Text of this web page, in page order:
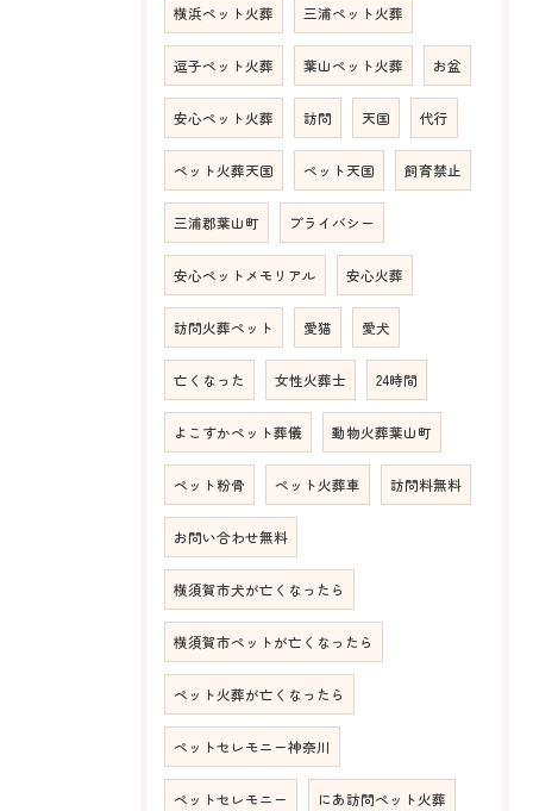
横浜ペット火葬 三浦ペット火葬
逗子ペット火葬 葉山ペット火葬 お盆
安心ペット火葬 訪問 天国 代行
ペット火葬天国 ペット天国 飼育禁止
三浦郡葉山町 プライバシー
安心ペットメモリアル 安心火葬
訪問火葬ペット 愛猫 愛犬
亡くなった 女性火葬士 24時間
よこすかペット葬儀 動物火葬葉山町
ペット粉骨 ペット火葬車 訪問料無料
お問い合わせ無料
横須賀市犬が亡くなったら
横須賀市ペットが亡くなったら
ペット火葬が亡くなったら
ペットセレモニー神奈川
ペットセレモニー にあ訪問ペット火葬